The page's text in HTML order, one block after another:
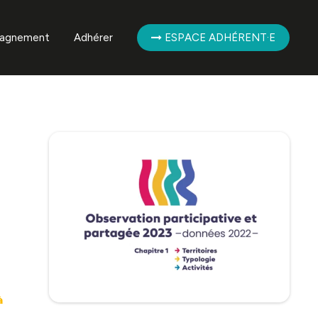
Adhérer ESPACE ADHÉRENT·E